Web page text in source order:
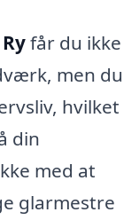
får du ikke
men du
hvilket
din
med at
glarmestre